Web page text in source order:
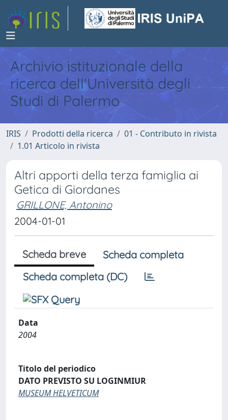
Archivio istituzionale della
ricerca dell'Università degli
Studi di Palermo
IRIS Prodotti della ricerca
01 - Contributo in rivista
1.01 Articolo in rivista
Altri apporti della terza famiglia ai
Getica di Giordanes
GRILLONE, Antonino
2004-01-01
Scheda breve
Scheda completa
Scheda completa (DC)
Data
2004
Titolo del periodico
DATO PREVISTO SU LOGINMIUR
MUSEUM HELVETICUM